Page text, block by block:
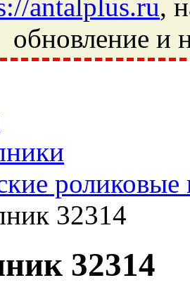
antalplus.ru,
обновление и
пневматика, метизы, техника,
32314
32314